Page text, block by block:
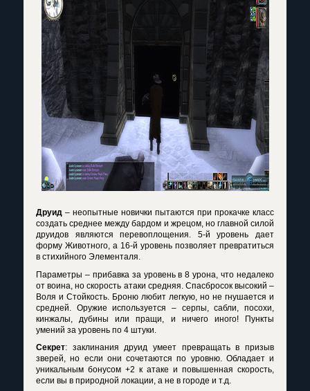
Друид – неопытные новички пытаются при прокачке класс
создать среднее между бардом и жрецом, но главной силой
друидов являются перевоплощения. 5-й уровень дает
форму Животного, а 16-й уровень позволяет превратиться
в стихийного Элементаля.
Параметры – прибавка за уровень в 8 урона, что недалеко
от воина, но скорость атаки средняя. Спасбросок высокий –
Воля и Стойкость. Броню любит легкую, но не гнушается и
средней. Оружие используется – серпы, сабли, посохи,
кинжалы, дубины или пращи, и ничего иного! Пункты
умений за уровень по 4 штуки.
Секрет: заклинания друид умеет превращать в призыв
зверей, но если они сочетаются по уровню. Обладает и
уникальным бонусом +2 к атаке и повышенная скорость,
если вы в природной локации, а не в городе и т.д.